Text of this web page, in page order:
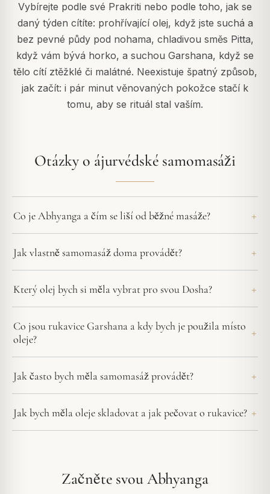
Vybírejte podle své Prakriti nebo podle toho, jak se
daný týden cítíte: prohřívající olej, když jste suchá a
bez pevné půdy pod nohama, chladivou směs Pitta,
když vám bývá horko, a suchou Garshana, když se
tělo cítí ztěžklé či malátné. Neexistuje špatný způsob,
jak začít: i pár minut věnovaných pokožce stačí k
tomu, aby se rituál stal vaším.
Otázky o ájurvédské samomasáži
Co je Abhyanga a čím se liší od běžné masáže?
Jak vlastně samomasáž doma provádět?
Který olej bych si měla vybrat pro svou Dosha?
Co jsou rukavice Garshana a kdy bych je použila místo
oleje?
Jak často bych měla samomasáž provádět?
Jak bych měla oleje skladovat a jak pečovat o rukavice?
Začněte svou Abhyanga